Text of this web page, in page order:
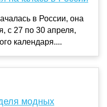
в России, она
с 27 по 30 апреля,
календаря....
модных